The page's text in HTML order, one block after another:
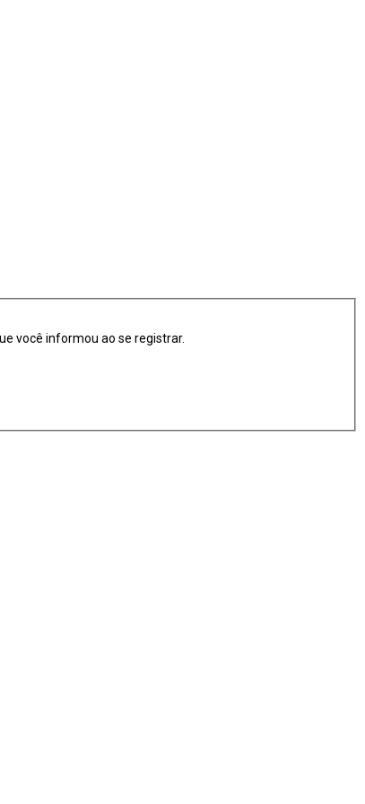
você informou ao se registrar.